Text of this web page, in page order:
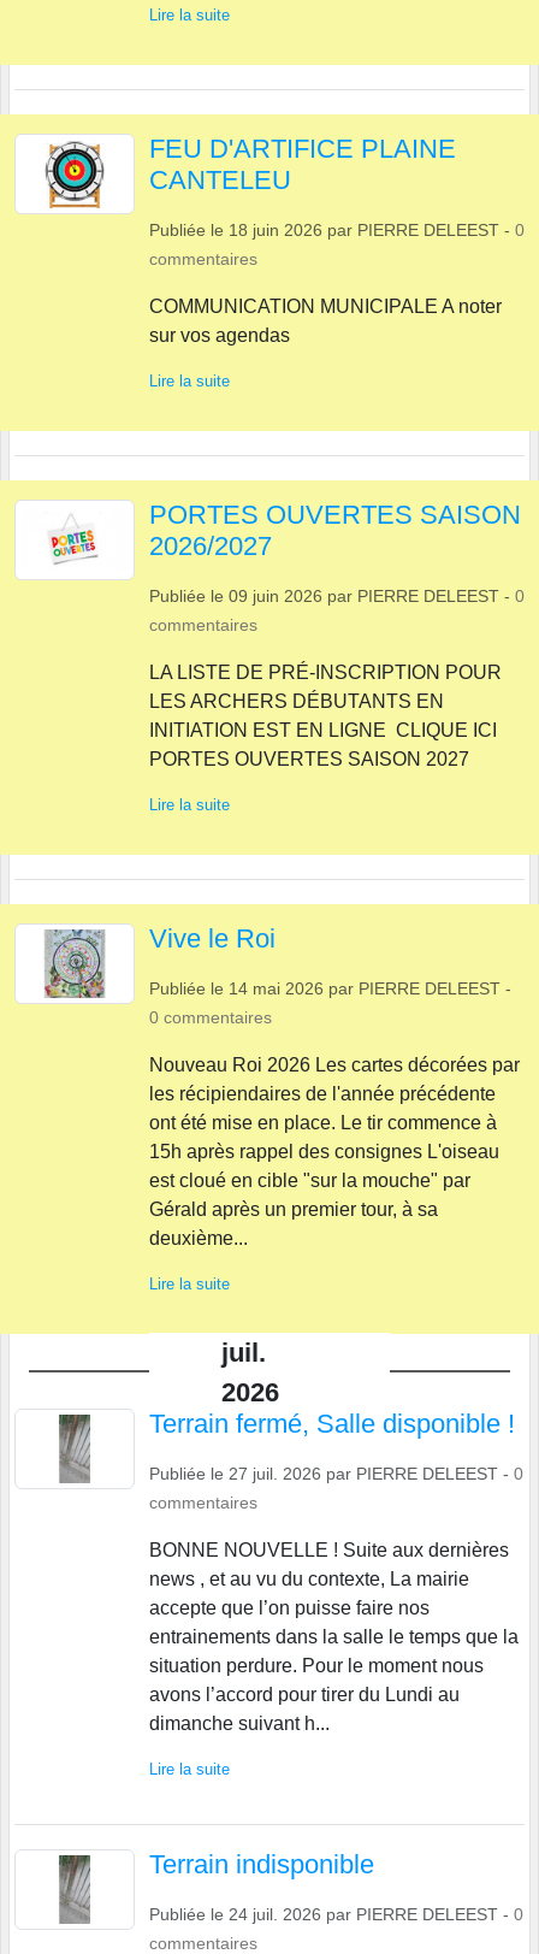
Lire la suite
FEU D'ARTIFICE PLAINE
CANTELEU
Publiée le 18 juin 2026 par PIERRE DELEEST - 0
commentaires
COMMUNICATION MUNICIPALE A noter
sur vos agendas
Lire la suite
PORTES OUVERTES SAISON
2026/2027
Publiée le 09 juin 2026 par PIERRE DELEEST - 0
commentaires
LA LISTE DE PRÉ-INSCRIPTION POUR
LES ARCHERS DÉBUTANTS EN
INITIATION EST EN LIGNE CLIQUE ICI
PORTES OUVERTES SAISON 2027
Lire la suite
Vive le Roi
Publiée le 14 mai 2026 par PIERRE DELEEST -
0 commentaires
Nouveau Roi 2026 Les cartes décorées par
les récipiendaires de l'année précédente
ont été mise en place. Le tir commence à
15h après rappel des consignes L'oiseau
est cloué en cible "sur la mouche" par
Gérald après un premier tour, à sa
deuxième...
Lire la suite
juil.
2026
Terrain fermé, Salle disponible !
Publiée le 27 juil. 2026 par PIERRE DELEEST - 0
commentaires
BONNE NOUVELLE ! Suite aux dernières
news , et au vu du contexte, La mairie
accepte que l’on puisse faire nos
entrainements dans la salle le temps que la
situation perdure. Pour le moment nous
avons l’accord pour tirer du Lundi au
dimanche suivant h...
Lire la suite
Terrain indisponible
Publiée le 24 juil. 2026 par PIERRE DELEEST - 0
commentaires